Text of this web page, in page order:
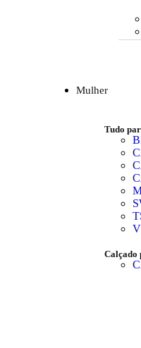
Mulher
Tudo
Calçado